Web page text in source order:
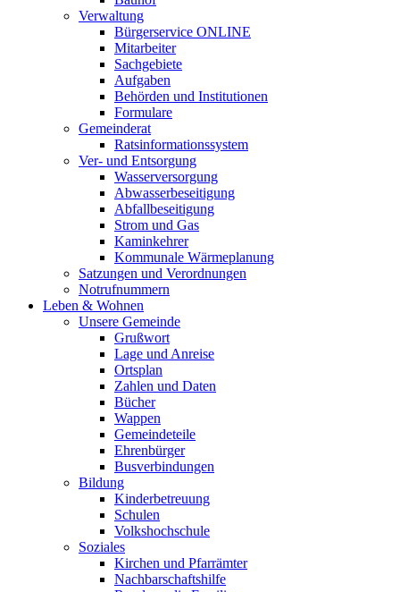
Verwaltung
Bürgerservice ONLINE
Mitarbeiter
Sachgebiete
Aufgaben
Behörden und Institutionen
Formulare
Gemeinderat
Ratsinformationssystem
Ver- und Entsorgung
Wasserversorgung
Abwasserbeseitigung
Abfallbeseitigung
Strom und Gas
Kaminkehrer
Kommunale Wärmeplanung
Satzungen und Verordnungen
Notrufnummern
Leben & Wohnen
Unsere Gemeinde
Grußwort
Lage und Anreise
Ortsplan
Zahlen und Daten
Bücher
Wappen
Gemeindeteile
Ehrenbürger
Busverbindungen
Bildung
Kinderbetreuung
Schulen
Volkshochschule
Soziales
Kirchen und Pfarrämter
Nachbarschaftshilfe